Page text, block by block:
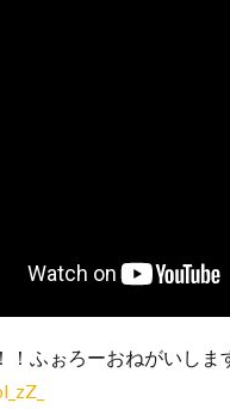
！ふぉろーおねがいしま